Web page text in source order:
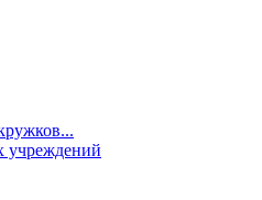
учреждений